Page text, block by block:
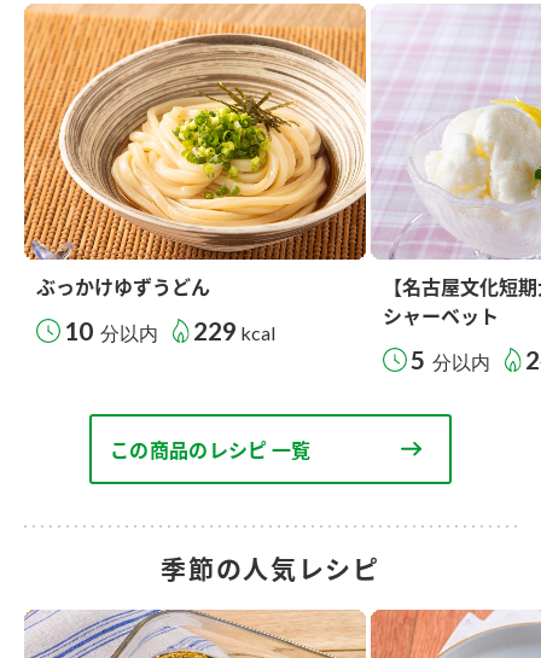
ぶっかけゆずうどん
10 分以内 229 kcal
【名古屋文化短
シャーベット
5 分以内
この商品のレシピ 一覧
季節の人気レシピ